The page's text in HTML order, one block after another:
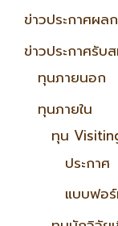
ข่าวประกาศผล
ข่าวประกาศรับ
ทุนภายนอก
ทุนภายใน
ทุน
ประกาศ
แบบฟอ